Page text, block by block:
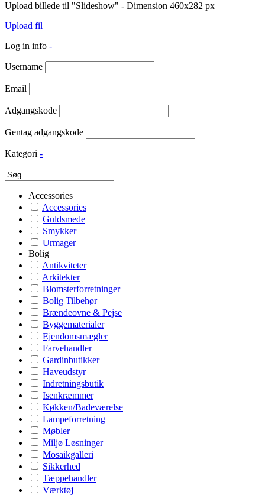
Upload billede til "Slideshow" - Dimension 460x282 px
Upload fil
Log in info -
Username
Email
Adgangskode
Gentag adgangskode
Kategori -
Accessories
Accessories
Guldsmede
Smykker
Urmager
Bolig
Antikviteter
Arkitekter
Blomsterforretninger
Bolig Tilbehør
Brændeovne & Pejse
Byggematerialer
Ejendomsmægler
Farvehandler
Gardinbutikker
Haveudstyr
Indretningsbutik
Isenkræmmer
Køkken/Badeværelse
Lampeforretning
Møbler
Miljø Løsninger
Mosaikgalleri
Sikkerhed
Tæppehandler
Værktøj